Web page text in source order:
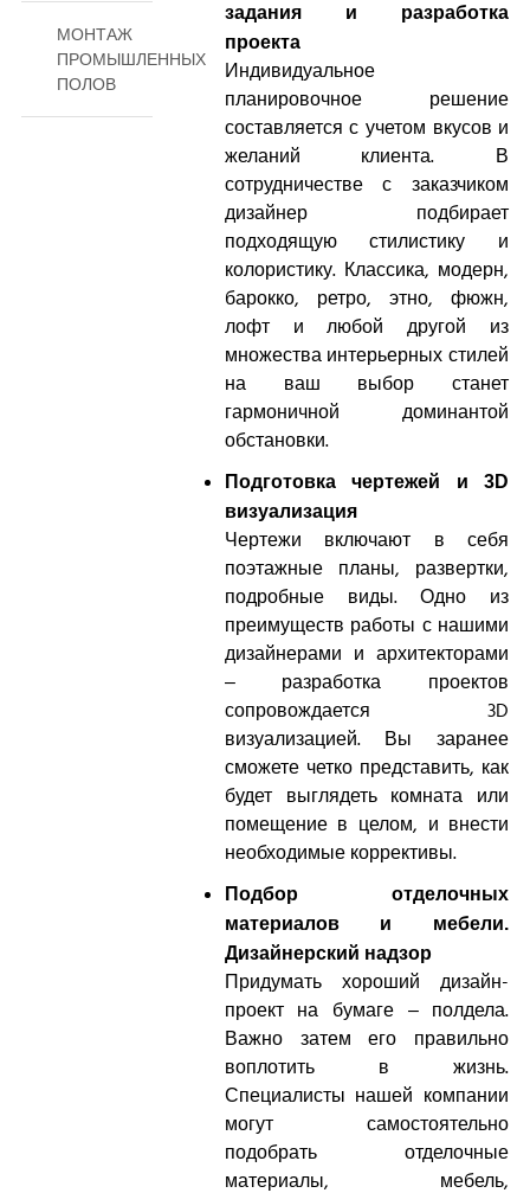
задания и разработка
проекта
Индивидуальное
планировочное решение
составляется с учетом вкусов и
желаний клиента. В
сотрудничестве с заказчиком
дизайнер подбирает
подходящую стилистику и
колористику. Классика, модерн,
барокко, ретро, этно, фюжн,
лофт и любой другой из
множества интерьерных стилей
на ваш выбор станет
гармоничной доминантой
обстановки.
Подготовка чертежей и 3D
визуализация
Чертежи включают в себя
поэтажные планы, развертки,
подробные виды. Одно из
преимуществ работы с нашими
дизайнерами и архитекторами
– разработка проектов
сопровождается 3D
визуализацией. Вы заранее
сможете четко представить, как
будет выглядеть комната или
помещение в целом, и внести
необходимые коррективы.
Подбор отделочных
материалов и мебели.
Дизайнерский надзор
Придумать хороший дизайн-
проект на бумаге – полдела.
Важно затем его правильно
воплотить в жизнь.
Специалисты нашей компании
могут самостоятельно
подобрать отделочные
материалы, мебель,
МОНТАЖ
ПРОМЫШЛЕННЫХ
ПОЛОВ